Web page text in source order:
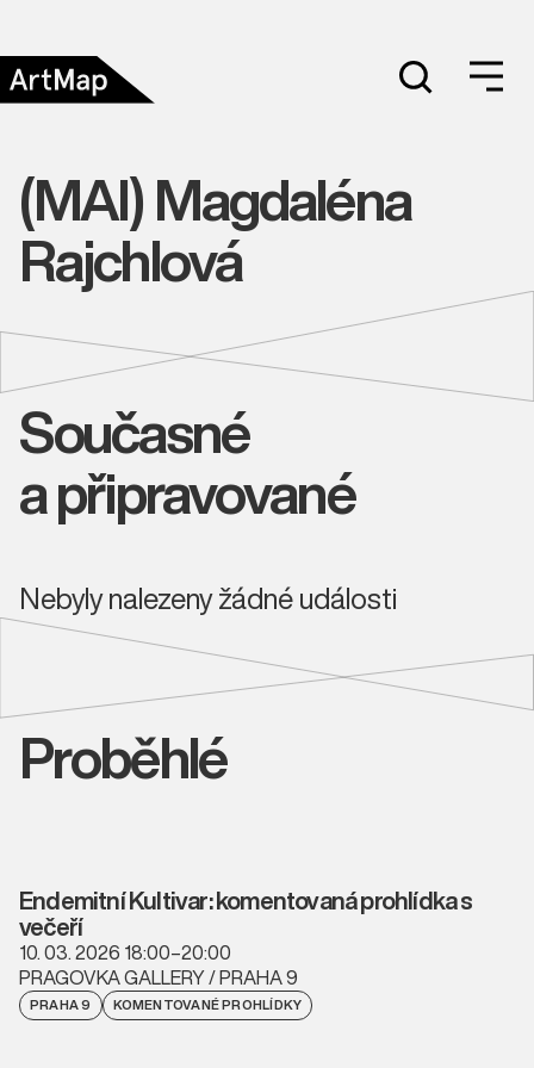
(MAI) Magdaléna
Rajchlová
Současné
a připravované
Nebyly nalezeny žádné události
Proběhlé
Endemitní Kultivar: komentovaná prohlídka s
večeří
10. 03. 2026 18:00–20:00
PRAGOVKA GALLERY / PRAHA 9
PRAHA 9 KOMENTOVANÉ PROHLÍDKY